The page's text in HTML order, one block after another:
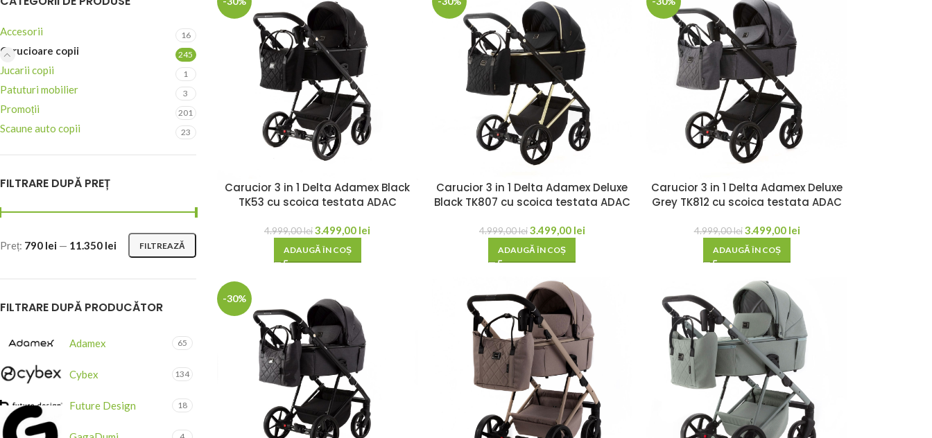
Accesorii 16
Carucioare copii 245
Jucarii copii 1
Patuturi mobilier 3
Promoții 201
Scaune auto copii 23
FILTRARE DUPĂ PREȚ
FILTREAZĂ
Preț: 790 lei — 11.350 lei
FILTRARE DUPĂ PRODUCĂTOR
Adamex 65
Cybex 134
Future Design 18
Carucior 3 in 1 Delta Adamex Black
TK53 cu scoica testata ADAC
4.999,00lei 3.499,00 lei
ADAUGĂ ÎN COȘ
Carucior 3 in 1 Delta Adamex Deluxe
Black TK807 cu scoica testata ADAC
4.999,00lei3.499,00 lei
ADAUGĂ ÎN COȘ
Carucior 3 in 1 Delta Adamex Deluxe
Grey TK812 cu scoica testata ADAC
4.999,00lei 3.499,00 lei
ADAUGĂ ÎN COȘ
-30%